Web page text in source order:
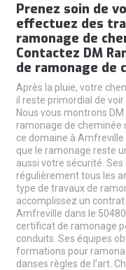
Prenez soin de
effectuez des
ramonage de
Contactez DM
de ramonage de
Après la pluie, votre
il reste primordial de
Nous vous montrons
ramonage de cheminée
ce domaine à Amfreville
que le ramonage reste
aussi votre sécurité.
régulièrement tous les
type de travaux de
accomplissez un
Amfreville dans le
certificat de ramonage
conduits. Ses équipes
formations pour
danses règles de l’art.